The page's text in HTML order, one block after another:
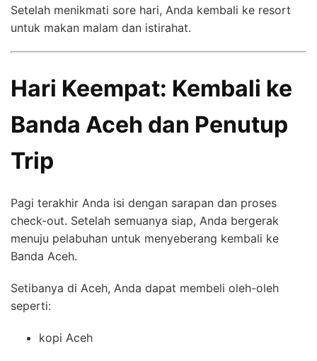
Setelah menikmati sore hari, Anda kembali ke resort
untuk makan malam dan istirahat.
Hari Keempat: Kembali ke
Banda Aceh dan Penutup
Trip
Pagi terakhir Anda isi dengan sarapan dan proses
check-out. Setelah semuanya siap, Anda bergerak
menuju pelabuhan untuk menyeberang kembali ke
Banda Aceh.
Setibanya di Aceh, Anda dapat membeli oleh-oleh
seperti:
kopi Aceh